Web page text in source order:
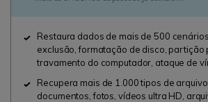
Restaura dados de mais de 500
exclusão, formatação de disco, partição
travamento do computador, ataque de
Recupera mais de 1.000 tipos de
documentos, fotos, vídeos ultra HD,